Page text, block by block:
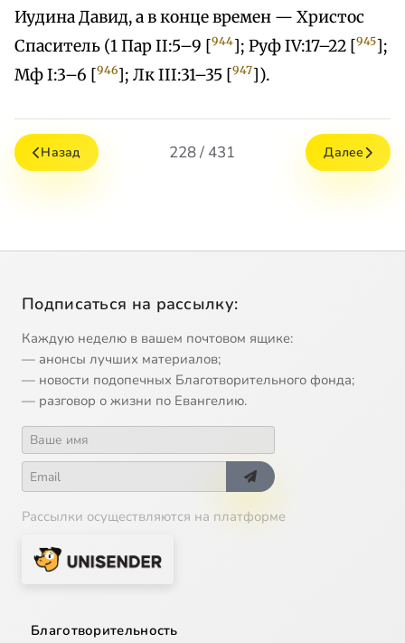
Иудина Давид, а в конце времен — Христос
Спаситель (1 Пар II:5–9 [944]; Руф IV:17–22 [945];
Мф I:3–6 [946]; Лк III:31–35 [947]).
Назад 228 / 431 Далее
Подписаться на рассылку:
Каждую неделю в вашем почтовом ящике:
— анонсы лучших материалов;
— новости подопечных Благотворительного фонда;
— разговор о жизни по Евангелию.
Рассылки осуществляются на платформе
Благотворительность